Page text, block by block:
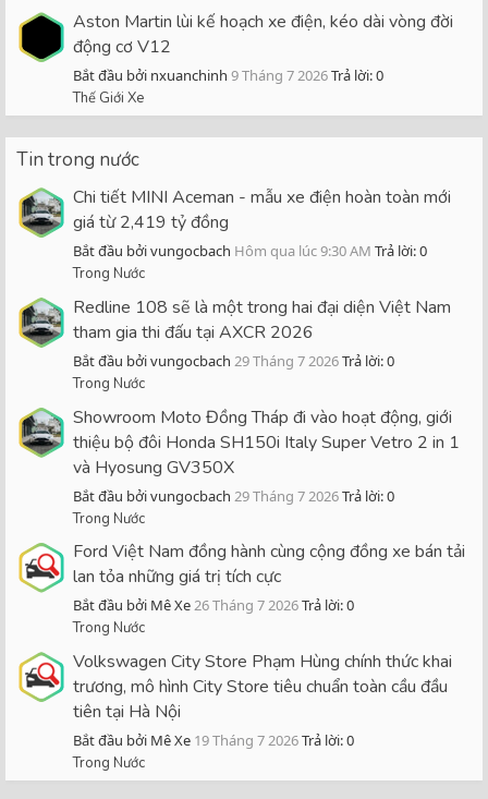
Aston Martin lùi kế hoạch xe điện, kéo dài vòng đời
động cơ V12
Bắt đầu bởi nxuanchinh 9 Tháng 7 2026Trả lời: 0
Thế Giới Xe
Tin trong nước
Chi tiết MINI Aceman - mẫu xe điện hoàn toàn mới
giá từ 2,419 tỷ đồng
Bắt đầu bởi vungocbach Hôm qua lúc 9:30 AM Trả lời: 0
Trong Nước
Redline 108 sẽ là một trong hai đại diện Việt Nam
tham gia thi đấu tại AXCR 2026
Bắt đầu bởi vungocbach 29 Tháng 7 2026Trả lời: 0
Trong Nước
Showroom Moto Đồng Tháp đi vào hoạt động, giới
thiệu bộ đôi Honda SH150i Italy Super Vetro 2 in 1
và Hyosung GV350X
Bắt đầu bởi vungocbach 29 Tháng 7 2026Trả lời: 0
Trong Nước
Ford Việt Nam đồng hành cùng cộng đồng xe bán tải
lan tỏa những giá trị tích cực
Bắt đầu bởi Mê Xe26 Tháng 7 2026Trả lời: 0
Trong Nước
Volkswagen City Store Phạm Hùng chính thức khai
trương, mô hình City Store tiêu chuẩn toàn cầu đầu
tiên tại Hà Nội
Bắt đầu bởi Mê Xe 19 Tháng 7 2026Trả lời: 0
Trong Nước